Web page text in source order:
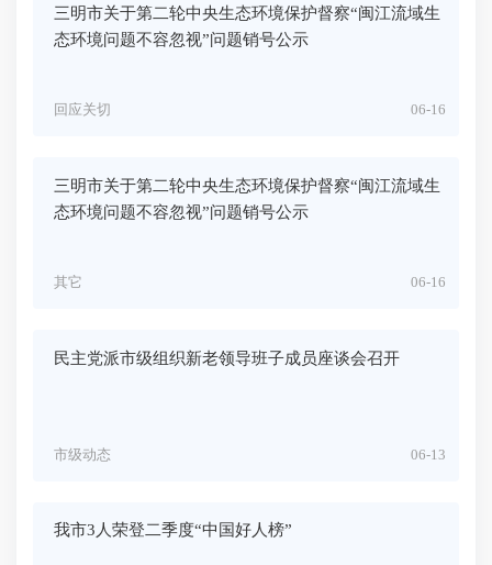
三明市关于第二轮中央生态环境保护督察“闽江流域生
态环境问题不容忽视”问题销号公示
06-16
回应关切
三明市关于第二轮中央生态环境保护督察“闽江流域生
态环境问题不容忽视”问题销号公示
06-16
其它
民主党派市级组织新老领导班子成员座谈会召开
06-13
市级动态
我市3人荣登二季度“中国好人榜”